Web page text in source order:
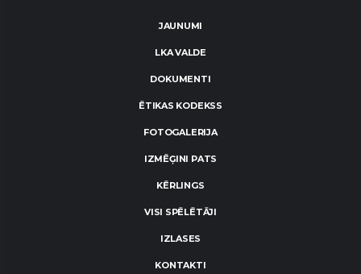
JAUNUMI
LKA VALDE
DOKUMENTI
ĒTIKAS KODEKSS
FOTOGALERIJA
IZMĒĢINI PATS
KĒRLINGS
VISI SPĒLĒTĀJI
IZLASES
KONTAKTI